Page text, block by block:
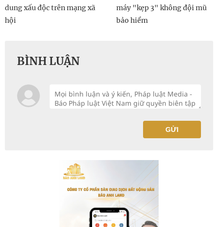
dung xấu độc trên mạng xã
hội
máy "kẹp 3" không đội mũ
bảo hiểm
BÌNH LUẬN
GỬI